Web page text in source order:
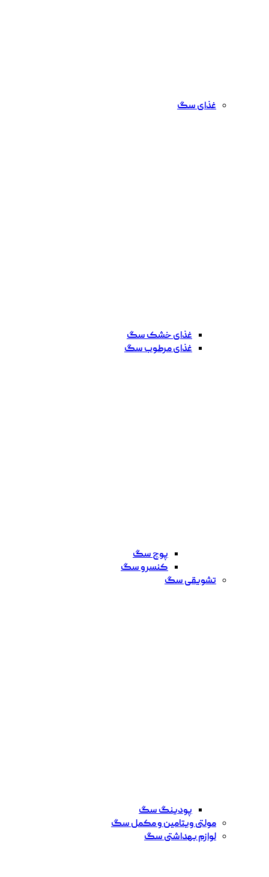
غذای سگ
غذای خشک سگ
غذای مرطوب سگ
پوچ سگ
کنسرو سگ
تشویقی سگ
پودینگ سگ
مولتی ویتامین و مکمل سگ
لوازم بهداشتی سگ